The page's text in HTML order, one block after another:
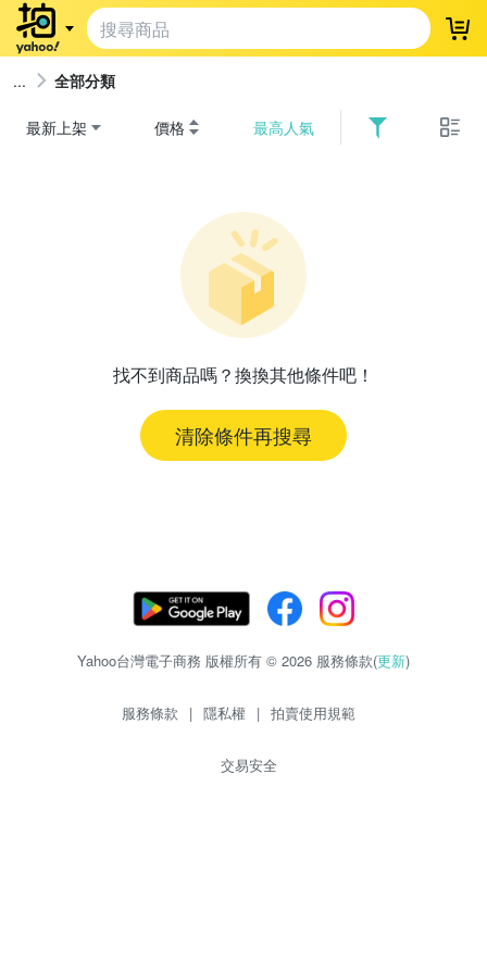
登
全部分類
最新上架 價格 最高人氣
找不到商品嗎？換換其他條件吧！
清除條件再搜尋
Yahoo台灣電子商務 版權所有 © 2026 服務條款(更新)
服務條款 | 隱私權 | 拍賣使用規範
交易安全